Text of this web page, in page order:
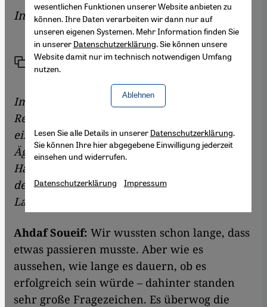
Interview vonChristoph Dreyer
Link Teilen Drucken
Im September 2010 – noch vor Beginn der
Revolution in Tunesien – schrieben Sie in
einem Kommentar, es sei an der Zeit für die
Ägypter, gegen das Regime mobilzumachen.
Hatten Sie eine Vorahnung vom Ausmaß
dessen, was wenige Monate später in Ihrem
Land passieren sollte?
Ahdaf Soueif: Wir wussten schon lange, dass
etwas passieren musste. Aber wie es
aussehen, wie lange es dauern, ob es
erfolgreich sein würde – dahinter standen
sehr große Fragezeichen. Es überwog die
wesentlichen Funktionen unserer Website anbieten zu
können. Ihre Daten verarbeiten wir dann nur auf
unseren eigenen Systemen. Mehr Information finden Sie
in unserer Datenschutzerklärung. Sie können unsere
Website damit nur im technisch notwendigen Umfang
nutzen.
Ablehnen
Lesen Sie alle Details in unserer Datenschutzerklärung.
Sie können Ihre hier abgegebene Einwilligung jederzeit
einsehen und widerrufen.
Datenschutzerklärung Impressum